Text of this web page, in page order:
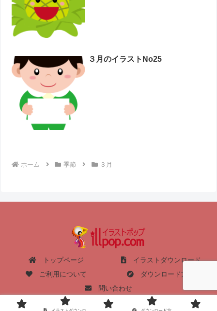
３月のイラストNo25
ホーム 季節 ３月
トップページ
イラストダウンロード
ご利用について
ダウンロード方法
問い合わせ
Copyright © 2004-2026 イラストポップ All Rights Reserved.